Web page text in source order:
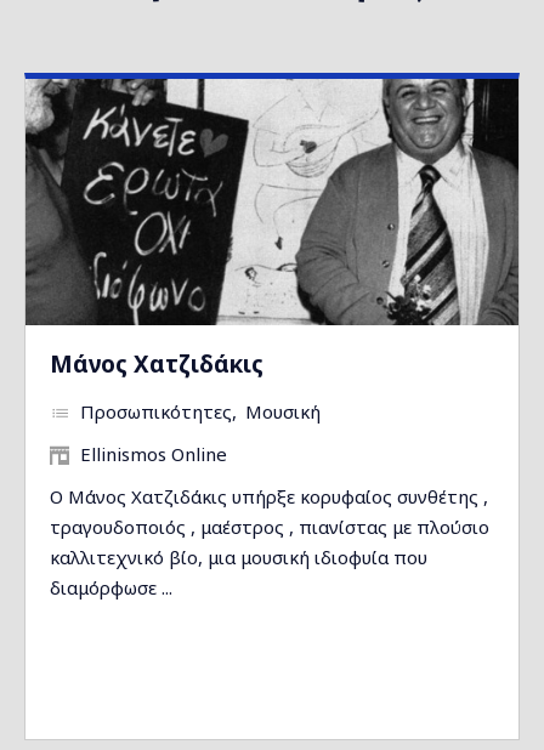
Μάνος Χατζιδάκις
Προσωπικότητες
Μουσική
Ellinismos Online
Ο Μάνος Χατζιδάκις υπήρξε κορυφαίος συνθέτης ,
τραγουδοποιός , μαέστρος , πιανίστας με πλούσιο
καλλιτεχνικό βίο, μια μουσική ιδιοφυία που
διαμόρφωσε ...